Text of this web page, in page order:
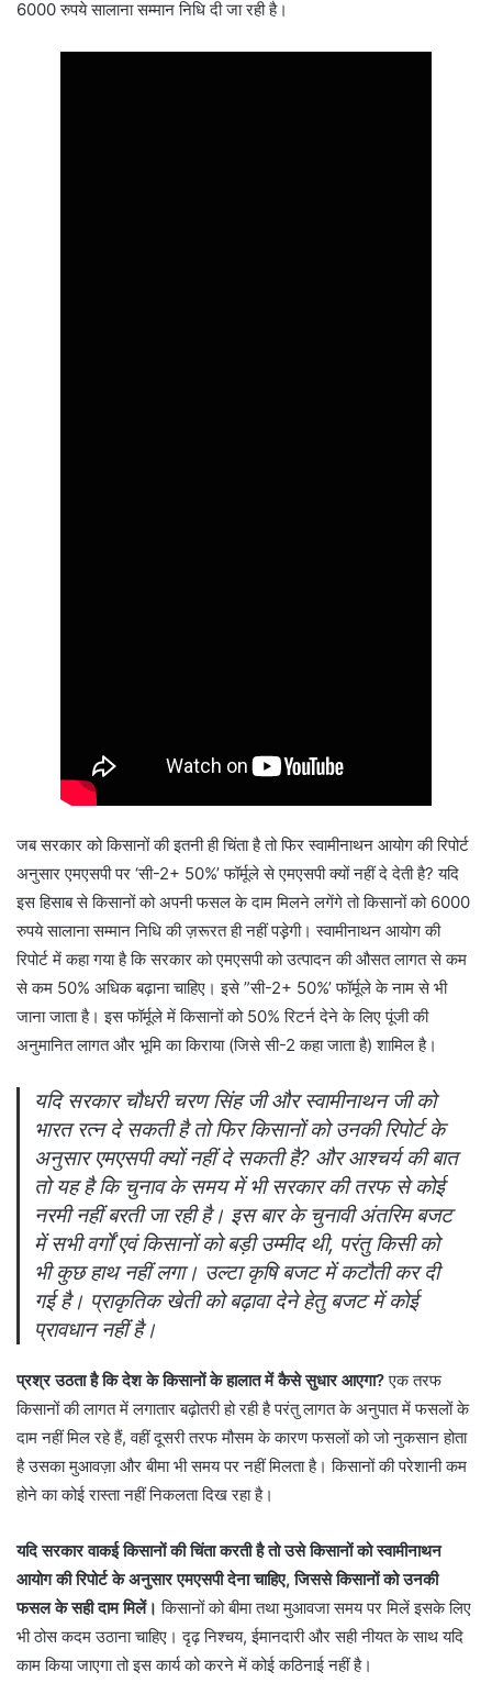
6000 रुपये सालाना सम्मान निधि दी जा रही है।
जब सरकार को किसानों की इतनी ही चिंता है तो फिर स्वामीनाथन आयोग की रिपोर्ट
अनुसार एमएसपी पर ‘सी-2+ 50%’ फॉर्मूले से एमएसपी क्यों नहीं दे देती है? यदि
इस हिसाब से किसानों को अपनी फसल के दाम मिलने लगेंगे तो किसानों को 6000
रुपये सालाना सम्मान निधि की ज़रूरत ही नहीं पड़़ेगी। स्वामीनाथन आयोग की
रिपोर्ट में कहा गया है कि सरकार को एमएसपी को उत्पादन की औसत लागत से कम
से कम 50% अधिक बढ़ाना चाहिए। इसे ”सी-2+ 50%’ फॉर्मूले के नाम से भी
जाना जाता है। इस फॉर्मूले में किसानों को 50% रिटर्न देने के लिए पूंजी की
अनुमानित लागत और भूमि का किराया (जिसे सी-2 कहा जाता है) शामिल है।
यदि सरकार चौधरी चरण सिंह जी और स्वामीनाथन जी को
भारत रत्न दे सकती है तो फिर किसानों को उनकी रिपोर्ट के
अनुसार एमएसपी क्यों नहीं दे सकती है? और आश्चर्य की बात
तो यह है कि चुनाव के समय में भी सरकार की तरफ से कोई
नरमी नहीं बरती जा रही है। इस बार के चुनावी अंतरिम बजट
में सभी वर्गों एवं किसानों को बड़ी उम्मीद थी, परंतु किसी को
भी कुछ हाथ नहीं लगा। उल्टा कृषि बजट में कटौती कर दी
गई है। प्राकृतिक खेती को बढ़ावा देने हेतु बजट में कोई
प्रावधान नहीं है।
प्रश्र उठता है कि देश के किसानों के हालात में कैसे सुधार आएगा?एक तरफ
किसानों की लागत में लगातार बढ़ोतरी हो रही है परंतु लागत के अनुपात में फसलों के
दाम नहीं मिल रहे हैं, वहीं दूसरी तरफ मौसम के कारण फसलों को जो नुकसान होता
है उसका मुआवज़ा और बीमा भी समय पर नहीं मिलता है। किसानों की परेशानी कम
होने का कोई रास्ता नहीं निकलता दिख रहा है।
यदि सरकार वाकई किसानों की चिंता करती है तो उसे किसानों को स्वामीनाथन
आयोग की रिपोर्ट के अनुसार एमएसपी देना चाहिए, जिससे किसानों को उनकी
फसल के सही दाम मिलें।किसानों को बीमा तथा मुआवजा समय पर मिलें इसके लिए
भी ठोस कदम उठाना चाहिए। दृढ़ निश्चय, ईमानदारी और सही नीयत के साथ यदि
काम किया जाएगा तो इस कार्य को करने में कोई कठिनाई नहीं है।